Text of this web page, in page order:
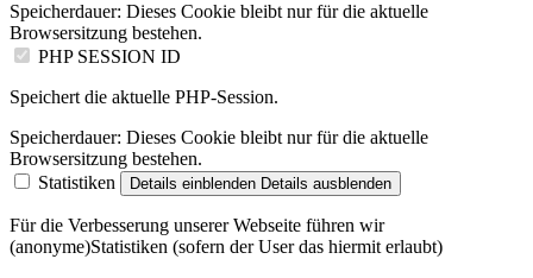
Speicherdauer: Dieses Cookie bleibt nur für die aktuelle
Browsersitzung bestehen.
PHP SESSION ID
Speichert die aktuelle PHP-Session.
Speicherdauer: Dieses Cookie bleibt nur für die aktuelle
Browsersitzung bestehen.
Statistiken
Details einblenden Details ausblenden
Für die Verbesserung unserer Webseite führen wir
(anonyme)Statistiken (sofern der User das hiermit erlaubt)